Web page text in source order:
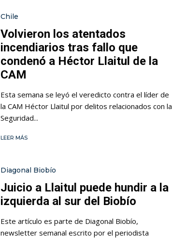
Chile
Volvieron los atentados
incendiarios tras fallo que
condenó a Héctor Llaitul de la
CAM
Esta semana se leyó el veredicto contra el líder de
la CAM Héctor Llaitul por delitos relacionados con la
Seguridad...
LEER MÁS
Diagonal Biobío
Juicio a Llaitul puede hundir a la
izquierda al sur del Biobío
Este artículo es parte de Diagonal Biobío,
newsletter semanal escrito por el periodista